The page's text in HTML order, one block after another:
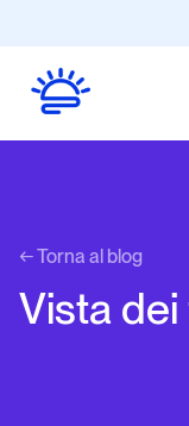
← Torna al blog
Vista